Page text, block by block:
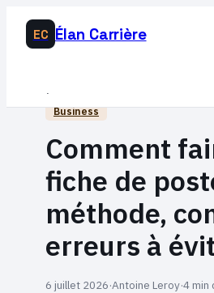
EC Élan Carrière
Business
Éducation & Emploi
Business
Comment
fiche de
méthode,
erreurs à
6 juillet 2026·Antoine Leroy·4 min